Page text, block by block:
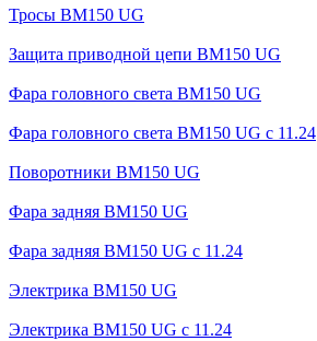
Тросы BM150 UG
Защита приводной цепи BM150 UG
Фара головного света BM150 UG
Фара головного света BM150 UG c 11.24
Поворотники BM150 UG
Фара задняя BM150 UG
Фара задняя BM150 UG с 11.24
Электрика BM150 UG
Электрика BM150 UG c 11.24